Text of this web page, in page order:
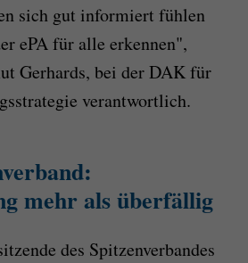
sich gut informiert fühlen
ePA für alle erkennen",
Gerhards, bei der DAK für
verantwortlich.
mehr als überfällig
des Spitzenverbandes